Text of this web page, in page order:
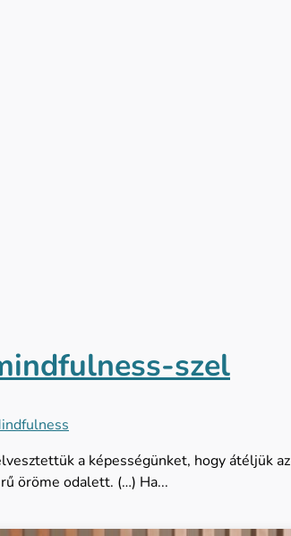
szel
a képességünket, hogy átéljük
öröme odalett. (…) Ha...